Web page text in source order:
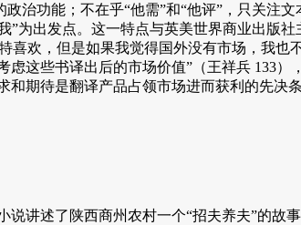
治功能；不在乎“他需”和“他评”，只关注
”为出发点。这一特点与英美世界商业出版
欢，但是如果我觉得国外没有市场，我也
这些书译出后的市场价值”（王祥兵 133
期待是翻译产品占领市场进而获利的先决条
述了陕西商州农村一个“招夫养夫”的故